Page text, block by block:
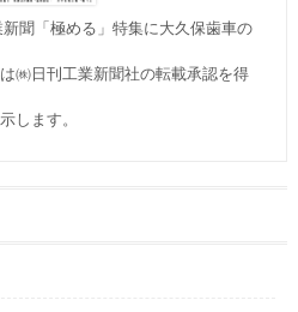
聞「極める」特集に大久保歯車の
㈱日刊工業新聞社の転載承認を得
します。